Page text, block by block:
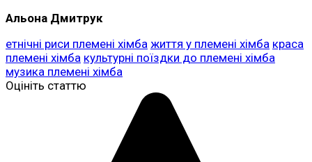
Альона Дмитрук
етнічні риси племені хімба життя у племені хімба краса
племені хімба культурні поїздки до племені хімба
музика племені хімба
Оцініть статтю